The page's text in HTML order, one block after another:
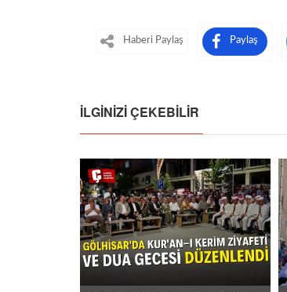
Haberi Paylaş Paylaş
İLGINIZI ÇEKEBILIR